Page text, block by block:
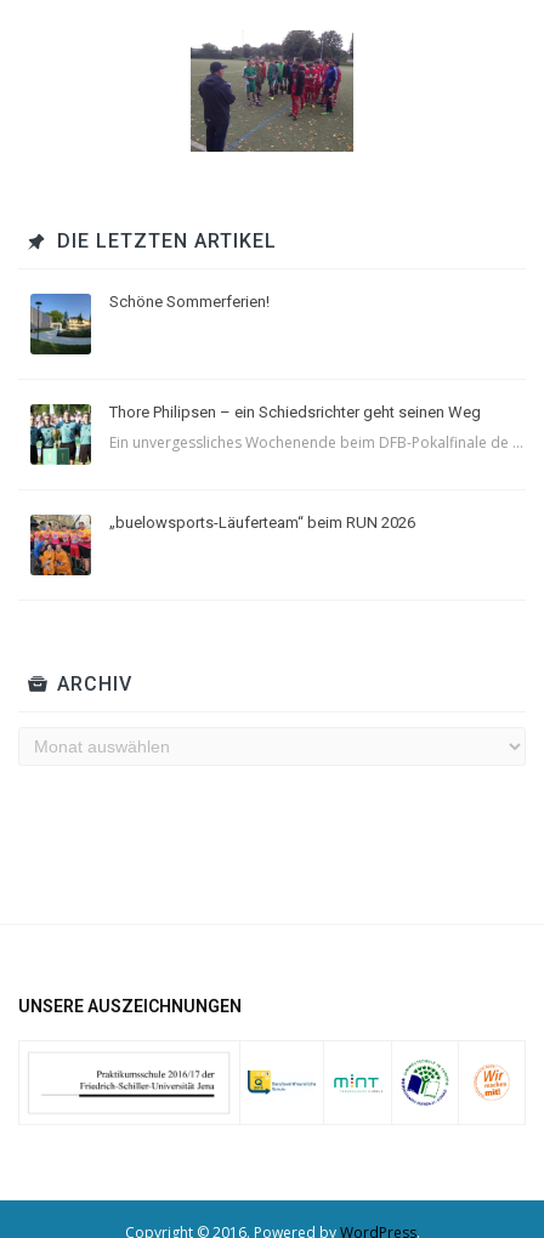
DIE LETZTEN ARTIKEL
Schöne Sommerferien!
Thore Philipsen – ein Schiedsrichter geht seinen Weg
Ein unvergessliches Wochenende beim DFB-Pokalfinale de ...
„buelowsports-Läuferteam“ beim RUN 2026
ARCHIV
Archiv
UNSERE AUSZEICHNUNGEN
Copyright © 2016. Powered byWordPress.